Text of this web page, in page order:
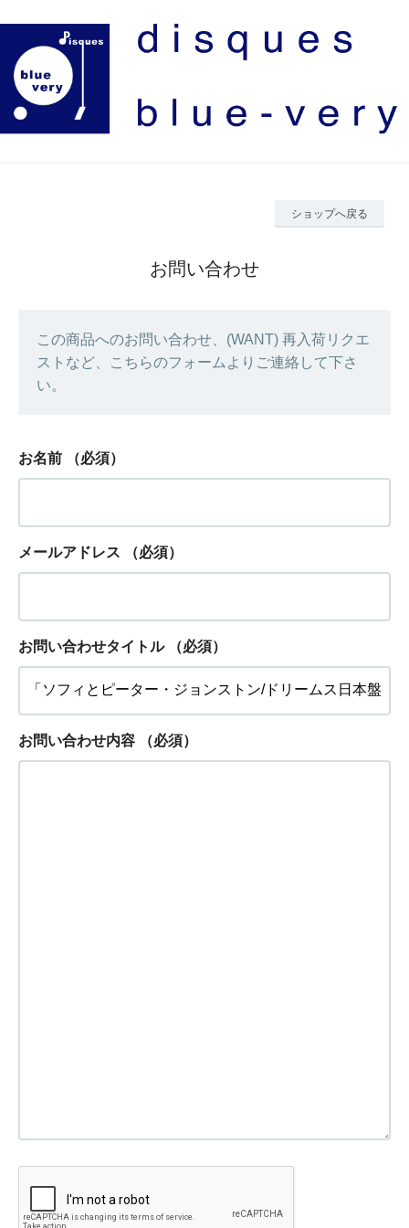
ショップへ戻る
お問い合わせ
この商品へのお問い合わせ、(WANT) 再入荷リクエ
ストなど、こちらのフォームよりご連絡して下さ
い。
お名前 （必須）
メールアドレス （必須）
お問い合わせタイトル （必須）
お問い合わせ内容 （必須）